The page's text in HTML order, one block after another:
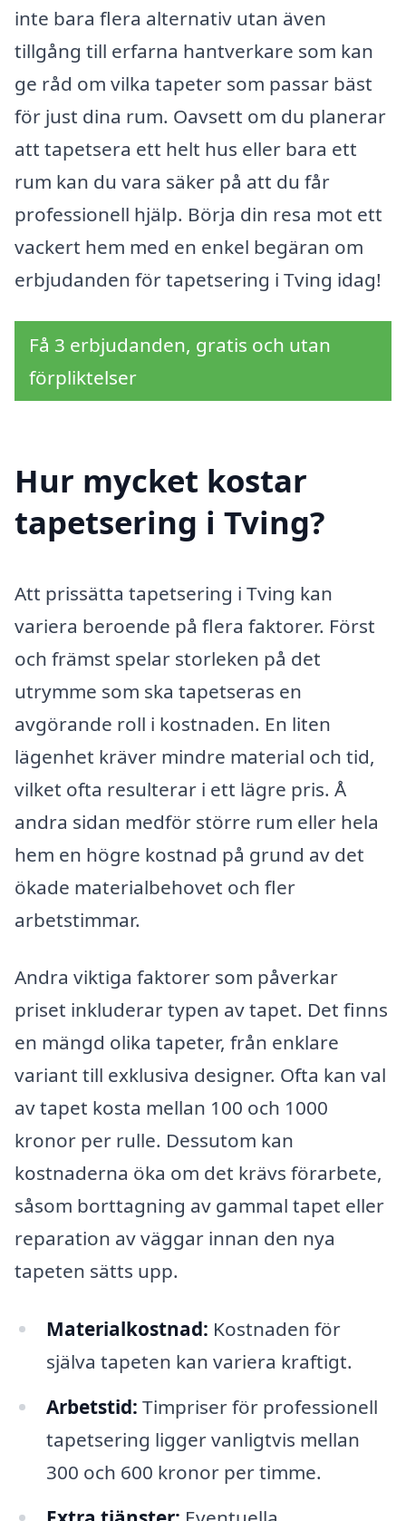
inte bara flera alternativ utan även
tillgång till erfarna hantverkare som kan
ge råd om vilka tapeter som passar bäst
för just dina rum. Oavsett om du planerar
att tapetsera ett helt hus eller bara ett
rum kan du vara säker på att du får
professionell hjälp. Börja din resa mot ett
vackert hem med en enkel begäran om
erbjudanden för tapetsering i Tving idag!
Få 3 erbjudanden, gratis och utan
förpliktelser
Hur mycket kostar
tapetsering i Tving?
Att prissätta tapetsering i Tving kan
variera beroende på flera faktorer. Först
och främst spelar storleken på det
utrymme som ska tapetseras en
avgörande roll i kostnaden. En liten
lägenhet kräver mindre material och tid,
vilket ofta resulterar i ett lägre pris. Å
andra sidan medför större rum eller hela
hem en högre kostnad på grund av det
ökade materialbehovet och fler
arbetstimmar.
Andra viktiga faktorer som påverkar
priset inkluderar typen av tapet. Det finns
en mängd olika tapeter, från enklare
variant till exklusiva designer. Ofta kan val
av tapet kosta mellan 100 och 1000
kronor per rulle. Dessutom kan
kostnaderna öka om det krävs förarbete,
såsom borttagning av gammal tapet eller
reparation av väggar innan den nya
tapeten sätts upp.
Materialkostnad: Kostnaden för
själva tapeten kan variera kraftigt.
Arbetstid: Timpriser för professionell
tapetsering ligger vanligtvis mellan
300 och 600 kronor per timme.